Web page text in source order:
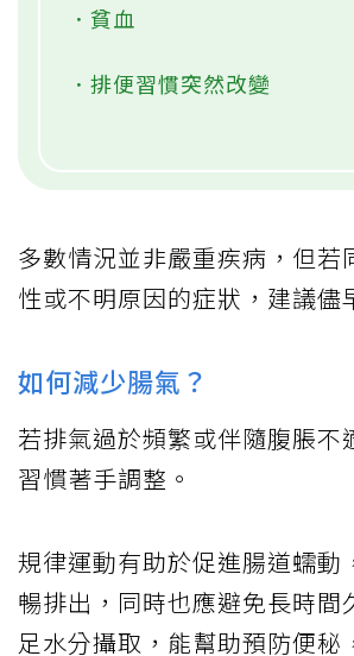
．貧血
．排便習慣突然改變
多數情況並非嚴重疾病，但若
性或不明原因的症狀，建議儘
如何減少腸氣？
若排氣過於頻繁或伴隨腹脹不
習慣著手調整。
規律運動有助於促進腸道蠕動
暢排出，同時也應避免長時間
足水分攝取，能幫助預防便秘